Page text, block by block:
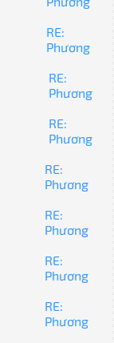
RE:
Phương
RE:
Phương
RE:
Phương
RE:
Phương
RE:
Phương
RE:
Phương
RE:
Phương